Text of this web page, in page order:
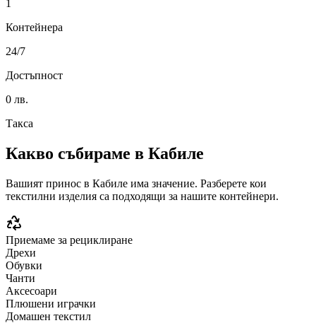
1
Контейнера
24/7
Достъпност
0 лв.
Такса
Какво събираме в Кабиле
Вашият принос в Кабиле има значение. Разберете кои
текстилни изделия са подходящи за нашите контейнери.
Приемаме за рециклиране
Дрехи
Обувки
Чанти
Аксесоари
Плюшени играчки
Домашен текстил